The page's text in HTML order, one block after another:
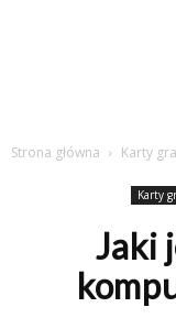
Strona główna Karty
Karty
Jaki